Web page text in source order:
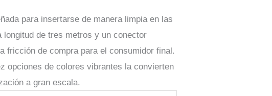
para insertarse de manera limpia en las
longitud de tres metros y un conector
fricción de compra para el consumidor final.
opciones de colores vibrantes la convierten
a gran escala.